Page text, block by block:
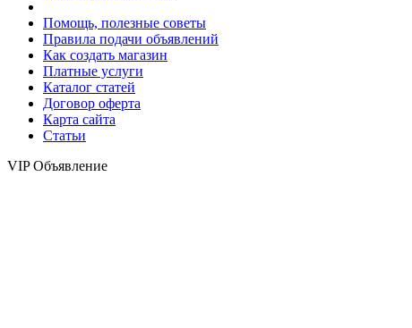
Помощь, полезные советы
Правила подачи объявлений
Как создать магазин
Платные услуги
Каталог статей
Договор оферта
Карта сайта
Статьи
VIP Объявление